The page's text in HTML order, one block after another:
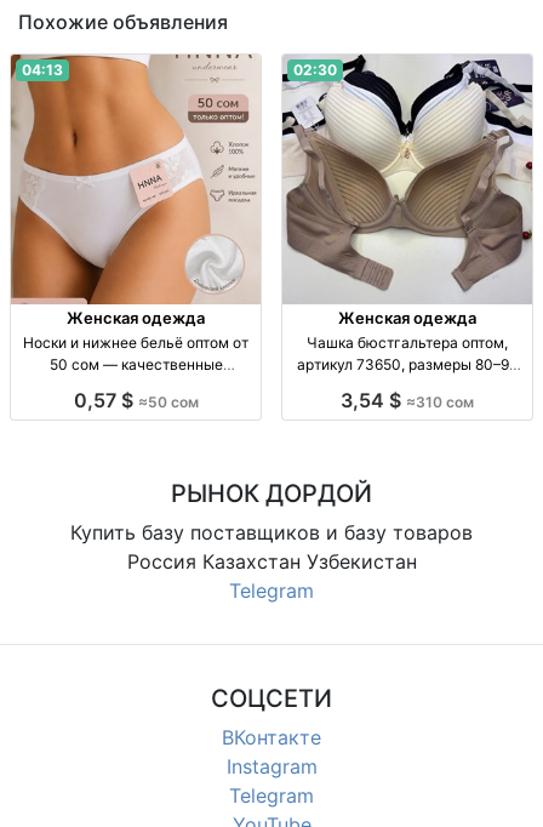
Похожие объявления
04:13
Женская одежда
Носки и нижнее бельё оптом от
50 сом — качественные
бельё опт, хлопок, от 50 сом,
0,57 $ ≈50 сом
02:30
Женская одежда
Чашка бюстгальтера оптом,
артикул 73650, размеры 80–90
арт. 73650, уп. 6 шт., опт
3,54 $ ≈310 сом
РЫНОК ДОРДОЙ
Купить базу поставщиков и базу товаров
Россия Казахстан Узбекистан
Telegram
СОЦСЕТИ
ВКонтакте
Instagram
Telegram